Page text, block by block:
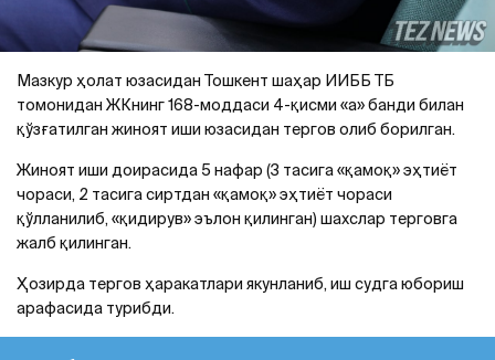
Мазкур ҳолат юзасидан Тошкент шаҳар ИИББ ТБ
томонидан ЖКнинг 168-моддаси 4-қисми «а» банди билан
қўзғатилган жиноят иши юзасидан тергов олиб борилган.
Жиноят иши доирасида 5 нафар (3 тасига «қамоқ» эҳтиёт
чораси, 2 тасига сиртдан «қамоқ» эҳтиёт чораси
қўлланилиб, «қидирув» эълон қилинган) шахслар терговга
жалб қилинган.
Ҳозирда тергов ҳаракатлари якунланиб, иш судга юбориш
арафасида турибди.